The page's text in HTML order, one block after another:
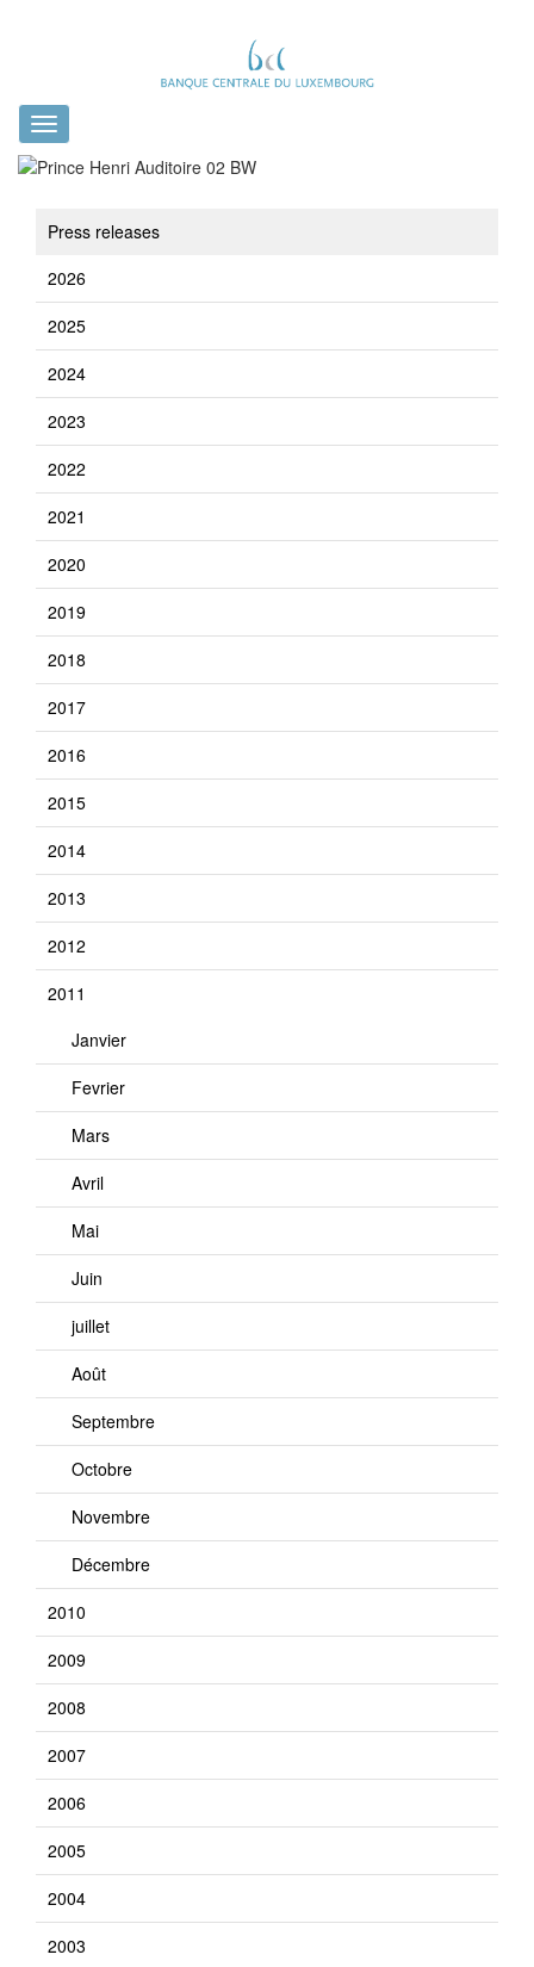
Toggle
navigation
Press releases
2026
2025
2024
2023
2022
2021
2020
2019
2018
2017
2016
2015
2014
2013
2012
2011
Janvier
Fevrier
Mars
Avril
Mai
Juin
juillet
Août
Septembre
Octobre
Novembre
Décembre
2010
2009
2008
2007
2006
2005
2004
2003